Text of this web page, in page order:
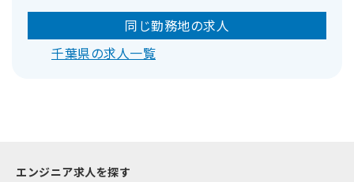
同じ勤務地の求人
千葉県の求人一覧
エンジニア求人を探す